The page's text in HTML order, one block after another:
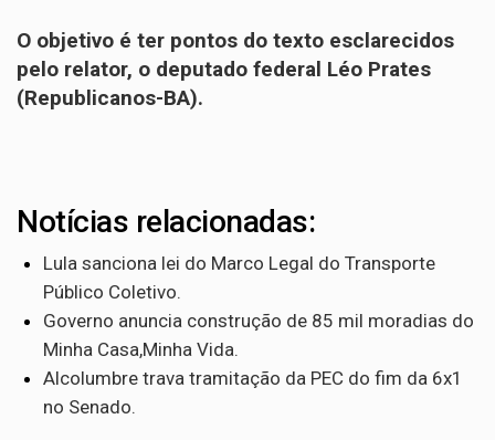
O objetivo é ter pontos do texto esclarecidos
pelo relator, o deputado federal Léo Prates
(Republicanos-BA).
Notícias relacionadas:
Lula sanciona lei do Marco Legal do Transporte
Público Coletivo.
Governo anuncia construção de 85 mil moradias do
Minha Casa,Minha Vida.
Alcolumbre trava tramitação da PEC do fim da 6x1
no Senado.